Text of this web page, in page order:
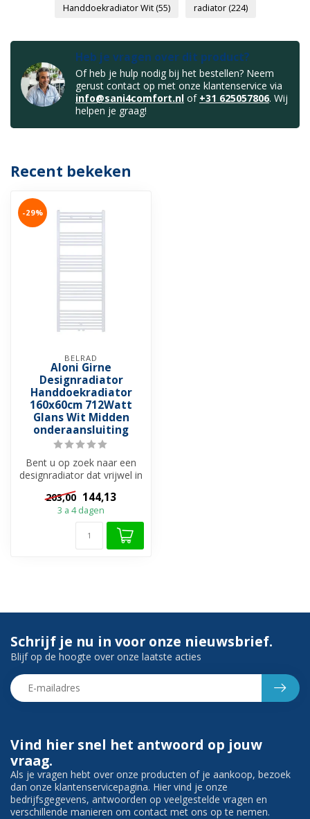
Handdoekradiator Wit(55) radiator(224)
Heb je vragen over dit product?
Of heb je hulp nodig bij het bestellen? Neem
gerust contact op met onze klantenservice via
info@sani4comfort.nl of +31 625057806. Wij
helpen je graag!
Recent bekeken
-29%
BELRAD
Aloni Girne
Designradiator
Handdoekradiator
160x60cm 712Watt
Glans Wit Midden
onderaansluiting
Bent u op zoek naar een
designradiator dat vrijwel in
elke badkamer past, bekijk...
203,00 144,13
3 a 4 dagen
Vind hier snel het antwoord op jouw
vraag.
Als je vragen hebt over onze producten of je aankoop, bezoek
dan onze klantenservicepagina. Hier vind je onze
bedrijfsgegevens, antwoorden op veelgestelde vragen en
verschillende manieren om contact met ons op te nemen.
Schrijf je nu in voor onze nieuwsbrief.
Blijf op de hoogte over onze laatste acties